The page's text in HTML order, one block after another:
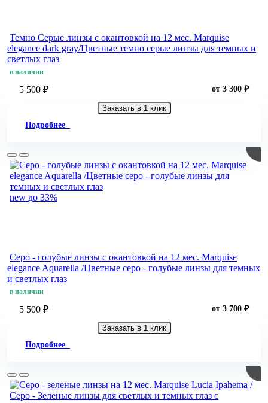
Темно Серые линзы c окантовкой на 12 мес. Marquise
elegance dark gray/Цветные темно серые линзы для темных и
светлых глаз
в наличии
5 500 ₽ от 3 300 ₽
Заказать в 1 клик
Подробнее
new до 33%
Серо - голубые линзы c окантовкой на 12 мес. Marquise
elegance Aquarella /Цветные серо - голубые линзы для темных
и светлых глаз
в наличии
5 500 ₽ от 3 700 ₽
Заказать в 1 клик
Подробнее